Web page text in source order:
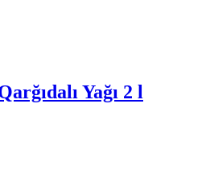
Yağı 2 l